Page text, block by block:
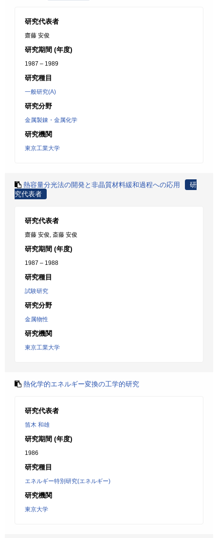
研究代表者
齋藤 安俊
研究期間 (年度)
1987 – 1989
研究種目
一般研究(A)
研究分野
金属製錬・金属化学
研究機関
東京工業大学
熱容量分光法の開発と非晶質材料緩和過程への応用
研
究代表者
研究代表者
齋藤 安俊, 斎藤 安俊
研究期間 (年度)
1987 – 1988
研究種目
試験研究
研究分野
金属物性
研究機関
東京工業大学
熱化学的エネルギー変換の工学的研究
研究代表者
笛木 和雄
研究期間 (年度)
1986
研究種目
エネルギー特別研究(エネルギー)
研究機関
東京大学